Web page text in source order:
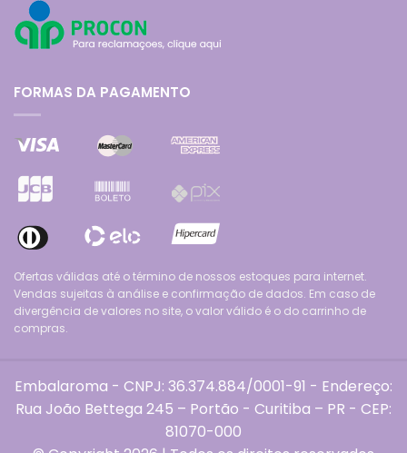
FORMAS DA PAGAMENTO
Ofertas válidas até o término de nossos estoques para internet.
Vendas sujeitas à análise e confirmação de dados. Em caso de
divergência de valores no site, o valor válido é o do carrinho de
compras.
Embalaroma - CNPJ: 36.374.884/0001-91 - Endereço:
Rua João Bettega 245 – Portão - Curitiba – PR - CEP:
81070-000